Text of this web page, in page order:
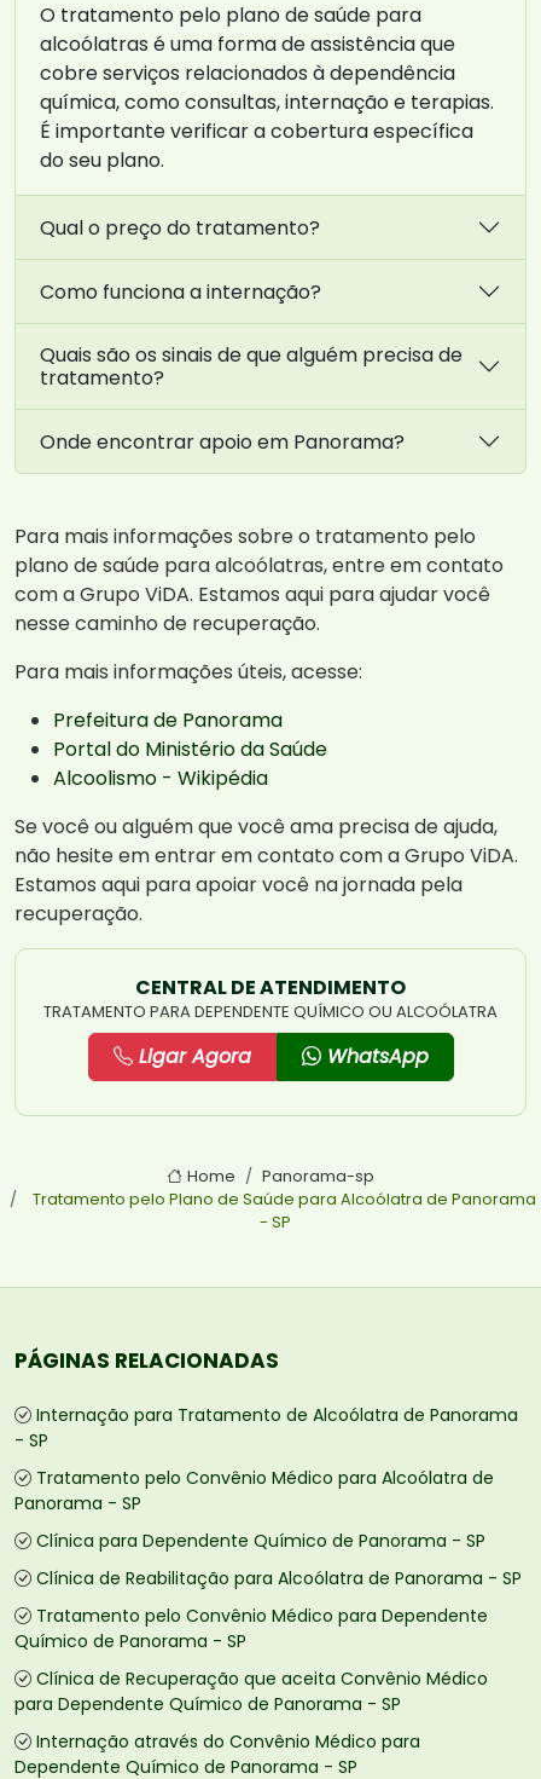
O tratamento pelo plano de saúde para
alcoólatras é uma forma de assistência que
cobre serviços relacionados à dependência
química, como consultas, internação e terapias.
É importante verificar a cobertura específica
do seu plano.
Qual o preço do tratamento?
Como funciona a internação?
Quais são os sinais de que alguém precisa de
tratamento?
Onde encontrar apoio em Panorama?
Para mais informações sobre o tratamento pelo
plano de saúde para alcoólatras, entre em contato
com a Grupo ViDA. Estamos aqui para ajudar você
nesse caminho de recuperação.
Para mais informações úteis, acesse:
Prefeitura de Panorama
Portal do Ministério da Saúde
Alcoolismo - Wikipédia
Se você ou alguém que você ama precisa de ajuda,
não hesite em entrar em contato com a Grupo ViDA.
Estamos aqui para apoiar você na jornada pela
recuperação.
CENTRAL DE ATENDIMENTO
TRATAMENTO PARA DEPENDENTE QUÍMICO OU ALCOÓLATRA
Ligar Agora WhatsApp
Home
Panorama-sp
Tratamento pelo Plano de Saúde para Alcoólatra de Panorama
- SP
PÁGINAS RELACIONADAS
Internação para Tratamento de Alcoólatra de Panorama
- SP
Tratamento pelo Convênio Médico para Alcoólatra de
Panorama - SP
Clínica para Dependente Químico de Panorama - SP
Clínica de Reabilitação para Alcoólatra de Panorama - SP
Tratamento pelo Convênio Médico para Dependente
Químico de Panorama - SP
Clínica de Recuperação que aceita Convênio Médico
para Dependente Químico de Panorama - SP
Internação através do Convênio Médico para
Dependente Químico de Panorama - SP